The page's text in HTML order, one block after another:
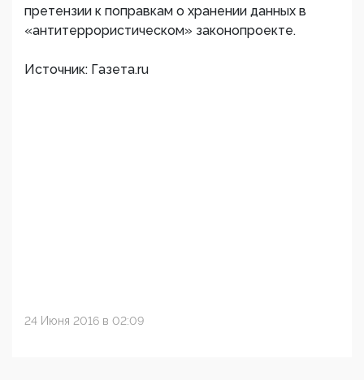
претензии к поправкам о хранении данных в
«антитеррористическом» законопроекте.
Источник: Газета.ru
24 Июня 2016 в 02:09